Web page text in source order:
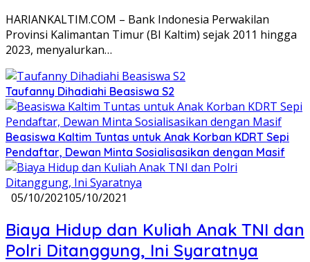
HARIANKALTIM.COM – Bank Indonesia Perwakilan
Provinsi Kalimantan Timur (BI Kaltim) sejak 2011 hingga
2023, menyalurkan…
Taufanny Dihadiahi Beasiswa S2
Beasiswa Kaltim Tuntas untuk Anak Korban KDRT Sepi
Pendaftar, Dewan Minta Sosialisasikan dengan Masif
05/10/202105/10/2021
Biaya Hidup dan Kuliah Anak TNI dan
Polri Ditanggung, Ini Syaratnya